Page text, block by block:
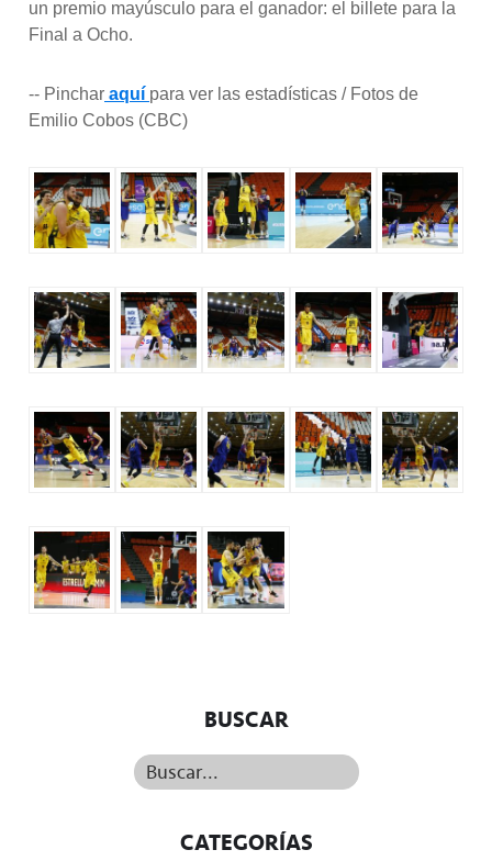
un premio mayúsculo para el ganador: el billete para la
Final a Ocho.
-- Pinchar aquí para ver las estadísticas / Fotos de
Emilio Cobos (CBC)
BUSCAR
Buscar...
CATEGORÍAS